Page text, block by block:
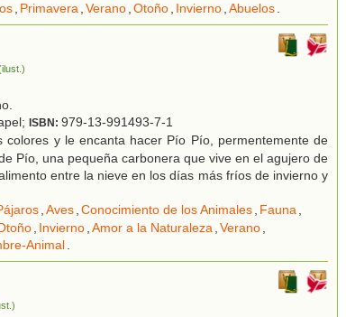
, Primavera,Verano,Otoño, Invierno,Abuelos.
ISBN: 979-13-991493-7-1
colores y le encanta hacer Pío Pío, permentemente de
Pío, una pequeña carbonera que vive en el agujero de
entre la nieve en los días más fríos de invierno y
,Aves,Conocimiento de los Animales, Fauna,
, Invierno,Amor a la Naturaleza,Verano,
Animal.